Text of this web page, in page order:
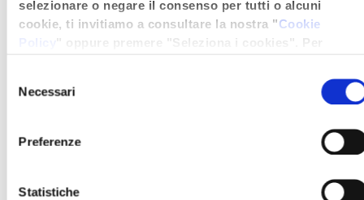
selezionare o negare il consenso per tutti o alcuni
cookie, ti invitiamo a consultare la nostra "Cookie
" oppure premere "Seleziona i cookies". Per
delNecessari
Preferenze
Statistiche
Ilsegreto per una
melone, ananas, mela e
delle opzioni che possono